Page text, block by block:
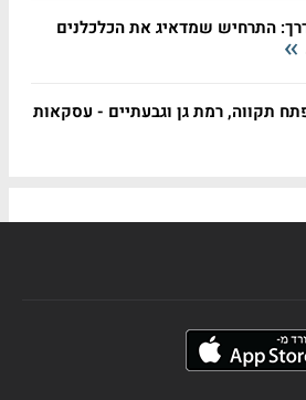
התרחיש שמדאיג את הכלכלנים
תקווה, רמת גן וגבעתיים - עסקאות